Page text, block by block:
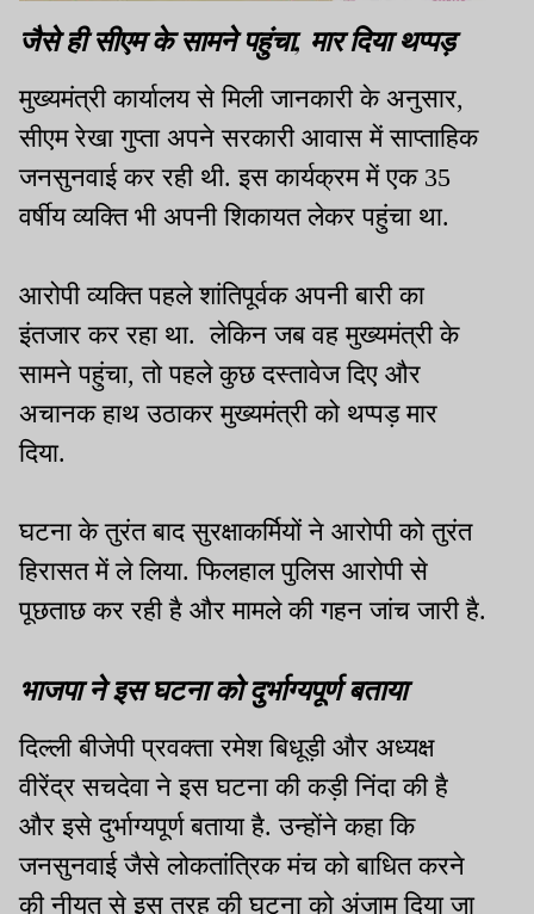
जैसे ही सीएम के सामने पहुंचा, मार दिया थप्पड़
मुख्यमंत्री कार्यालय से मिली जानकारी के अनुसार,
सीएम रेखा गुप्ता अपने सरकारी आवास में साप्ताहिक
जनसुनवाई कर रही थी. इस कार्यक्रम में एक 35
वर्षीय व्यक्ति भी अपनी शिकायत लेकर पहुंचा था.
आरोपी व्यक्ति पहले शांतिपूर्वक अपनी बारी का
इंतजार कर रहा था. लेकिन जब वह मुख्यमंत्री के
सामने पहुंचा, तो पहले कुछ दस्तावेज दिए और
अचानक हाथ उठाकर मुख्यमंत्री को थप्पड़ मार
दिया.
घटना के तुरंत बाद सुरक्षाकर्मियों ने आरोपी को तुरंत
हिरासत में ले लिया. फिलहाल पुलिस आरोपी से
पूछताछ कर रही है और मामले की गहन जांच जारी है.
भाजपा ने इस घटना को दुर्भाग्यपूर्ण बताया
दिल्ली बीजेपी प्रवक्ता रमेश बिधूड़ी और अध्यक्ष
वीरेंद्र सचदेवा ने इस घटना की कड़ी निंदा की है
और इसे दुर्भाग्यपूर्ण बताया है. उन्होंने कहा कि
जनसुनवाई जैसे लोकतांत्रिक मंच को बाधित करने
की नीयत से इस तरह की घटना को अंजाम दिया जा